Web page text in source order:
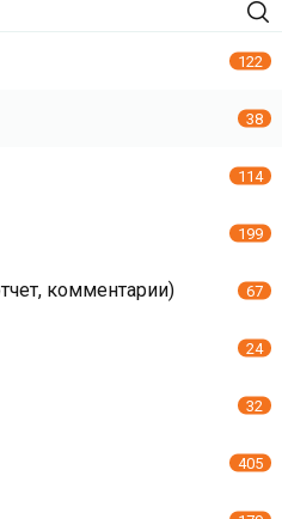
122
38
114
199
комментарии) 67
24
32
405